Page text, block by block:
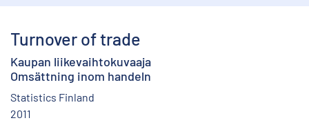
Turnover of trade
Kaupan liikevaihtokuvaaja
Omsättning inom handeln
Statistics Finland
2011